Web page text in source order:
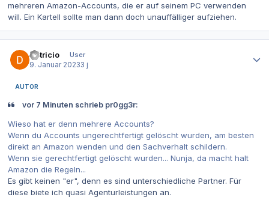
mehreren Amazon-Accounts, die er auf seinem PC verwenden
will. Ein Kartell sollte man dann doch unauffälliger aufziehen.
Patricio
User
9. Januar 20233 j
AUTOR
vor 7 Minuten schrieb pr0gg3r:
Wieso hat er denn mehrere Accounts?
Wenn du Accounts ungerechtfertigt gelöscht wurden, am besten
direkt an Amazon wenden und den Sachverhalt schildern.
Wenn sie gerechtfertigt gelöscht wurden... Nunja, da macht halt
Amazon die Regeln...
Es gibt keinen "er", denn es sind unterschiedliche Partner. Für
diese biete ich quasi Agenturleistungen an.